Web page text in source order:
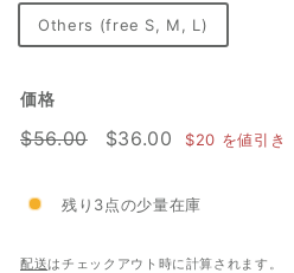
Others (free S, M, L)
価格
通
格
$56.00$56.00
セ
価
$36.00 $36.00
$20 を値引き
残り3点の少量在庫
配送はチェックアウト時に計算されます。